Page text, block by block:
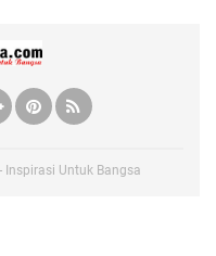
- Inspirasi Untuk Bangsa